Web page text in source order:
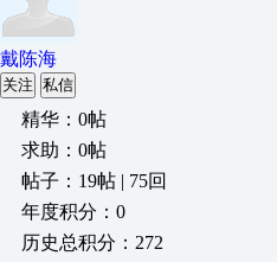
戴陈海
关注 私信
精华：0帖
求助：0帖
帖子：19帖 | 75回
年度积分：0
历史总积分：272